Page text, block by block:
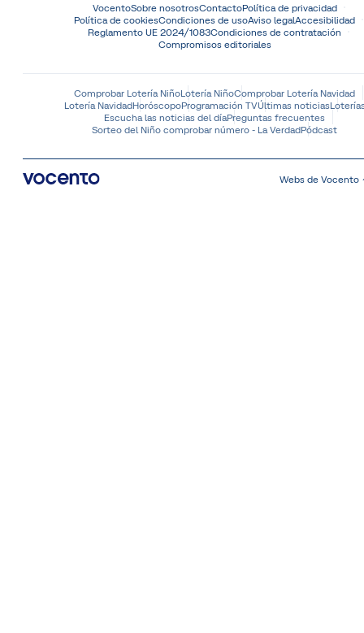
VocentoSobre nosotrosContactoPolítica de privacidad
Política de cookiesCondiciones de usoAviso legalAccesibilidad
Reglamento UE 2024/1083Condiciones de contratación
Compromisos editoriales
Comprobar Lotería NiñoLotería NiñoComprobar Lotería Navidad
Lotería NavidadHoróscopoProgramación TVÚltimas noticias
Escucha las noticias del díaPreguntas frecuentes
Sorteo del Niño comprobar número - La VerdadPódcast
Webs de Vocento